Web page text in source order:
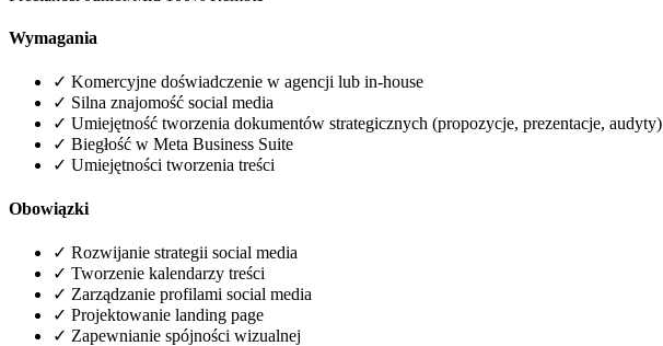
Wymagania
✓ Komercyjne doświadczenie w agencji lub in-house
✓ Silna znajomość social media
✓ Umiejętność tworzenia dokumentów strategicznych (propozycje, prezentacje, audyty)
✓ Biegłość w Meta Business Suite
✓ Umiejętności tworzenia treści
Obowiązki
✓ Rozwijanie strategii social media
✓ Tworzenie kalendarzy treści
✓ Zarządzanie profilami social media
✓ Projektowanie landing page
✓ Zapewnianie spójności wizualnej